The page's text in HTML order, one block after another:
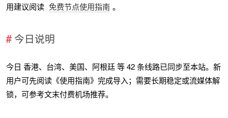
用建议阅读 免费节点使用指南 。
今日说明
今日 香港、台湾、美国、阿根廷 等 42 条线路已同步至本站。新
用户可先阅读《使用指南》完成导入；需要长期稳定或流媒体解
锁，可参考文末付费机场推荐。